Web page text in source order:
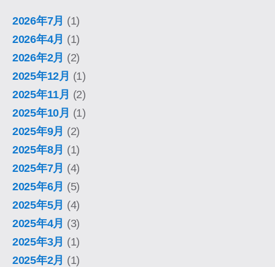
2026年7月 (1)
2026年4月 (1)
2026年2月 (2)
2025年12月 (1)
2025年11月 (2)
2025年10月 (1)
2025年9月 (2)
2025年8月 (1)
2025年7月 (4)
2025年6月 (5)
2025年5月 (4)
2025年4月 (3)
2025年3月 (1)
2025年2月 (1)